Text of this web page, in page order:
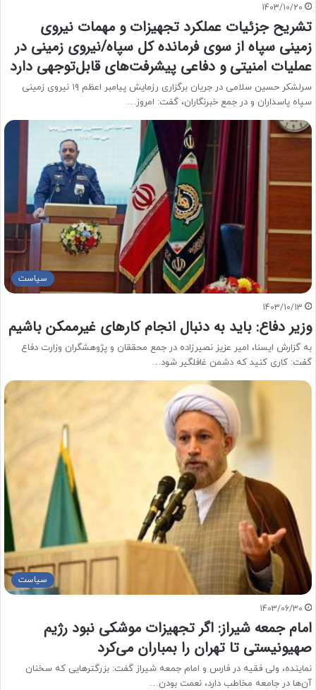
1403/10/20
تشریح جزئیات عملکرد تجهیزات و مهمات نیروی
زمینی سپاه از سوی فرمانده کل سپاه/نیروی زمینی در
عملیات امنیتی و دفاعی پیشرفت‌های قابل‌توجهی دارد
سرلشکر حسین سلامی در جریان برگزاری رزمایش پیامبر اعظم ۱۹ نیروی زمینی
سپاه پاسداران و در جمع خبرنگاران، گفت: امروز…
سیاست
1403/10/13
وزیر دفاع: باید به دنبال انجام کارهای غیرممکن باشیم
به گزارش ایسنا، امیر عزیز نصیرزاده در جمع محققان و پژوهشگران وزارت دفاع
گفت: کاری کنید که دشمن غافلگیر شود…
سیاست
1403/06/30
امام جمعه شیراز: اگر تجهیزات موشکی نبود رژیم
صهیونیستی تا تهران را بمباران می‌کرد
نماینده، ولی فقیه در فارس و امام جمعه شیراز گفت: بزرگتر‌هایی که سخنان
آن‌ها در جامعه مخاطب دارد، نعمت بودن…